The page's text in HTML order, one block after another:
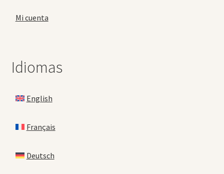
Mi cuenta
Idiomas
English
Français
Deutsch